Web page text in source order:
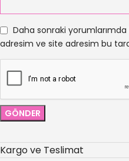
Daha sonraki yorumlarımda
adresim ve site adresim bu
Kargo ve Teslimat